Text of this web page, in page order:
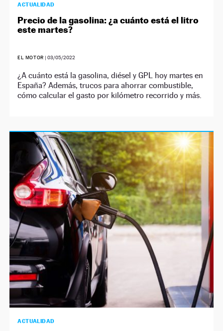
ACTUALIDAD
Precio de la gasolina: ¿a cuánto está el litro
este martes?
EL MOTOR | 03/05/2022
¿A cuánto está la gasolina, diésel y GPL hoy martes en
España? Además, trucos para ahorrar combustible,
cómo calcular el gasto por kilómetro recorrido y más.
ACTUALIDAD